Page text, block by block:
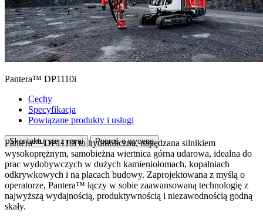
Pantera™ DP1110i
Cechy
Specyfikacja
Powiązane produkty i usługi
Skontaktuj się z nami Poproś o wycenę
Pantera™ DP1110i to hydrauliczna, napędzana silnikiem
wysokoprężnym, samobieżna wiertnica górna udarowa, idealna do
prac wydobywczych w dużych kamieniołomach, kopalniach
odkrywkowych i na placach budowy. Zaprojektowana z myślą o
operatorze, Pantera™ łączy w sobie zaawansowaną technologię z
najwyższą wydajnością, produktywnością i niezawodnością godną
skały.